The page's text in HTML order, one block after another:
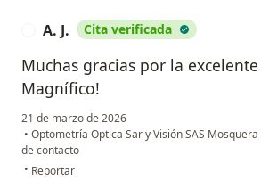
A. J. Cita verificada
Muchas gracias por la
Magnífico!
21 de marzo de 2026
• Optometría Optica Sar y Visión SAS Mosquera
de contacto
• en opinión del usuario A. J.
Reportar